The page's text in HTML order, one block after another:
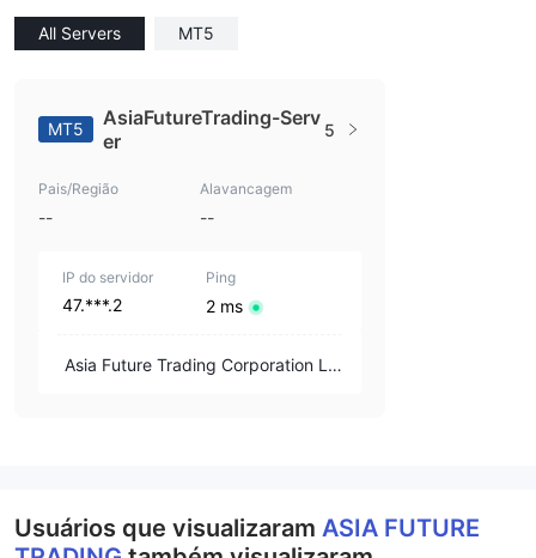
All Servers MT5
MT5
AsiaFutureTrading-Serv
er
5
Pais/Região
--
Alavancagem
--
IP do servidor
47.***.2
Ping
2 ms
Asia Future Trading Corporation Li
Usuários que visualizaram ASIA FUTURE